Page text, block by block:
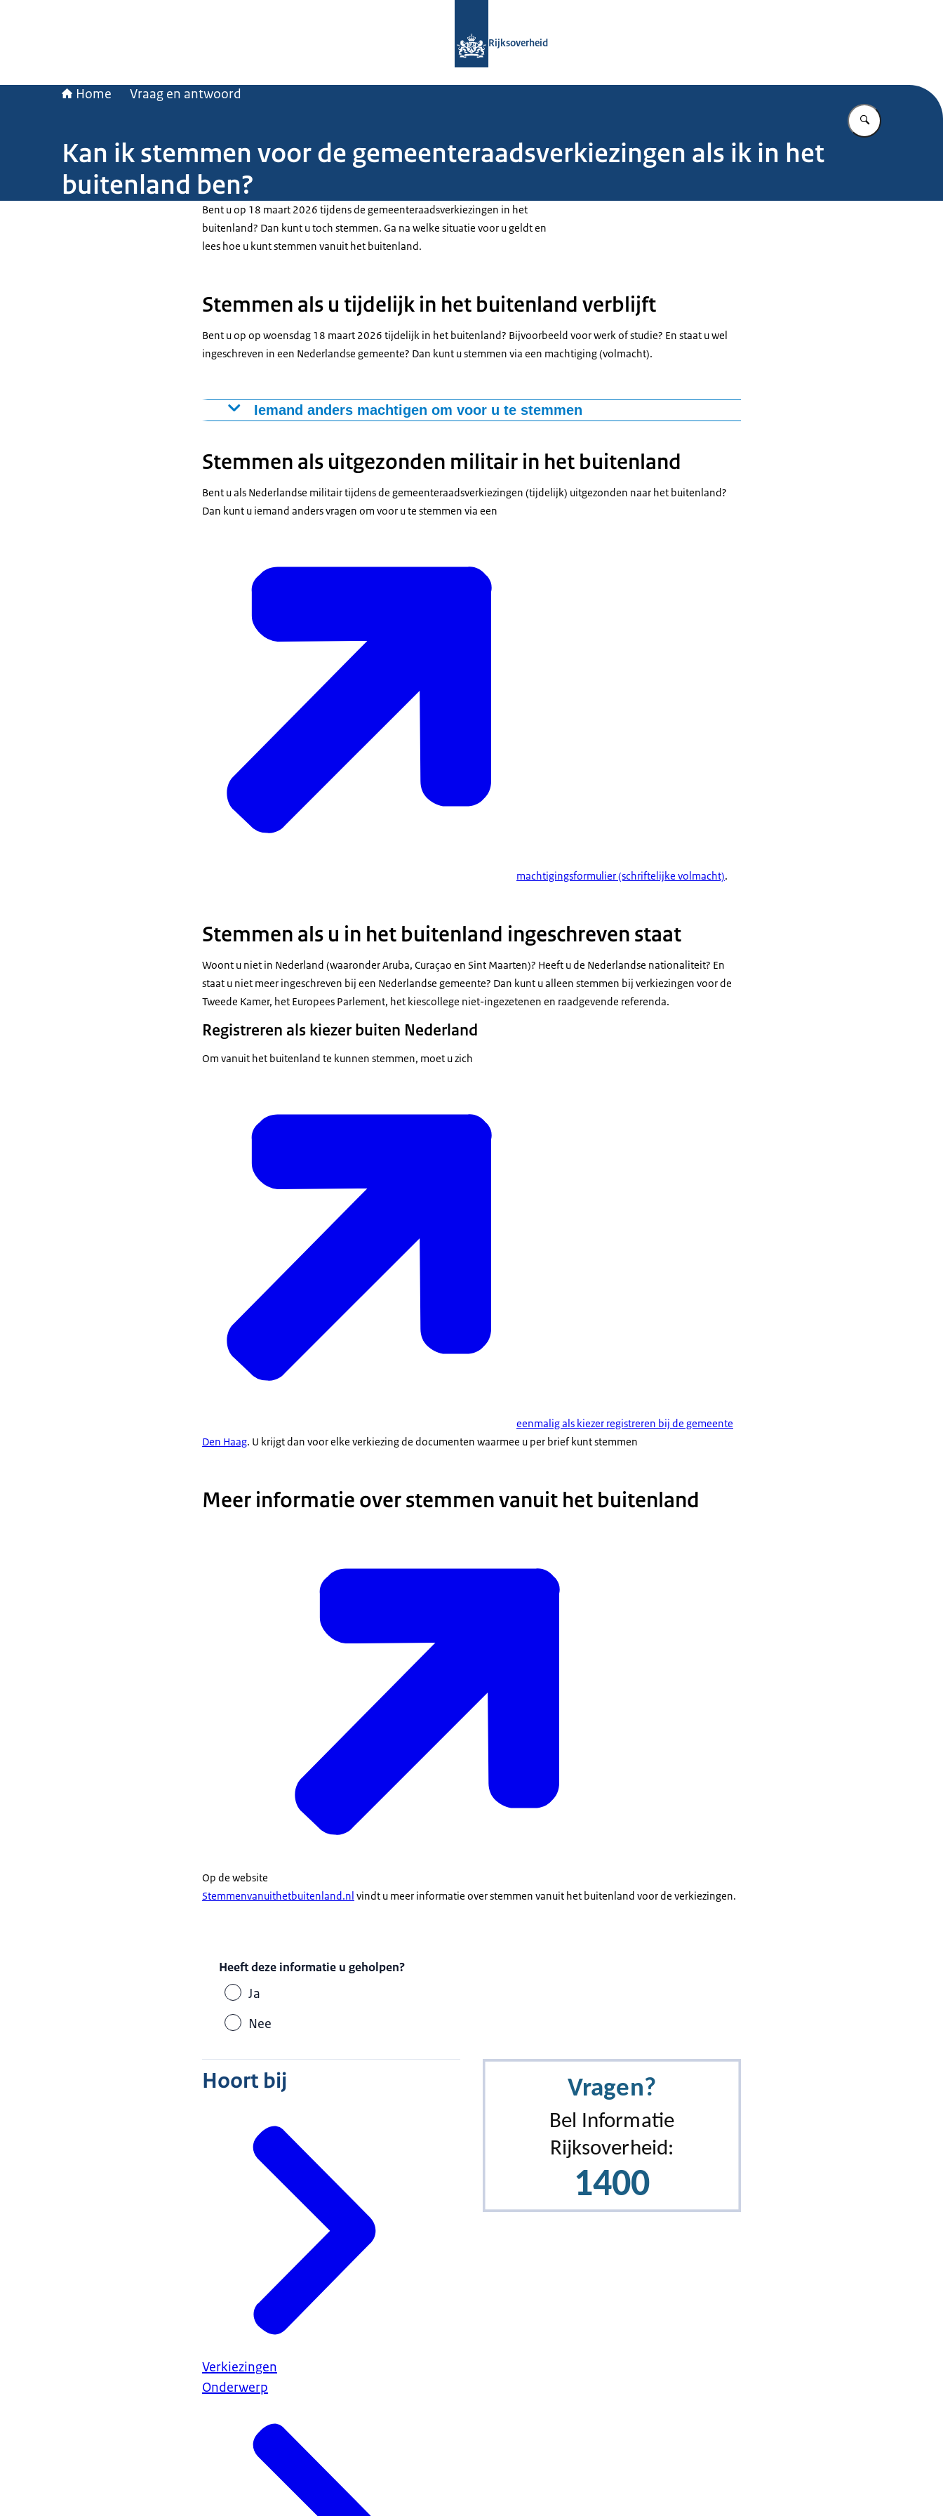
Rijksoverheid
Home Vraag en antwoord
Vul in wat u
Kan ik stemmen voor de gemeenteraadsverkiezingen als ik in het
buitenland ben?
Bent u op 18 maart 2026 tijdens de gemeenteraadsverkiezingen in het
buitenland? Dan kunt u toch stemmen. Ga na welke situatie voor u geldt en
lees hoe u kunt stemmen vanuit het buitenland.
Stemmen als u tijdelijk in het buitenland verblijft
Bent u op op woensdag 18 maart 2026 tijdelijk in het buitenland? Bijvoorbeeld voor werk of studie? En staat u wel
ingeschreven in een Nederlandse gemeente? Dan kunt u stemmen via een machtiging (volmacht).
Iemand anders machtigen om voor u te stemmen
voor u te stemmen met een machtiging. Dat kunt u al regelen voordat u uw stempas heeft gekregen.
Bijvoorbeeld voor u op vakantie gaat. Iemand vragen om voor u te stemmen kan met een
machtigingsformulier (schriftelijke volmacht). Het kan ook via de achterkant van de stempas (onderhandse
Stemmen als uitgezonden militair in het buitenland
Bent u als Nederlandse militair tijdens de gemeenteraadsverkiezingen (tijdelijk) uitgezonden naar het buitenland?
Dan kunt u iemand anders vragen om voor u te stemmen via een
machtigingsformulier (schriftelijke volmacht).
Stemmen als u in het buitenland ingeschreven staat
Woont u niet in Nederland (waaronder Aruba, Curaçao en Sint Maarten)? Heeft u de Nederlandse nationaliteit? En
staat u niet meer ingeschreven bij een Nederlandse gemeente? Dan kunt u alleen stemmen bij verkiezingen voor de
Tweede Kamer, het Europees Parlement, het kiescollege niet-ingezetenen en raadgevende referenda.
Registreren als kiezer buiten Nederland
Om vanuit het buitenland te kunnen stemmen, moet u zich
eenmalig als kiezer registreren bij de gemeente
Den Haag. U krijgt dan voor elke verkiezing de documenten waarmee u per brief kunt stemmen
Meer informatie over stemmen vanuit het buitenland
Op de website
Stemmenvanuithetbuitenland.nl vindt u meer informatie over stemmen vanuit het buitenland voor de verkiezingen.
Heeft deze informatie u geholpen?
Ja
Nee
Hoort bij
Verkiezingen
Onderwerp